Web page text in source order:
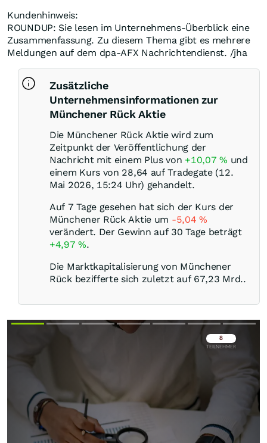
Kundenhinweis:
ROUNDUP: Sie lesen im Unternehmens-Überblick eine
Zusammenfassung. Zu diesem Thema gibt es mehrere
Meldungen auf dem dpa-AFX Nachrichtendienst. /jha
Zusätzliche
Unternehmensinformationen zur
Münchener Rück Aktie
Die Münchener Rück Aktie wird zum
Zeitpunkt der Veröffentlichung der
Nachricht mit einem Plus von +10,07% und
einem Kurs von 28,64 auf Tradegate (12.
Mai 2026, 15:24 Uhr) gehandelt.
Auf 7 Tage gesehen hat sich der Kurs der
Münchener Rück Aktie um -5,04%
verändert. Der Gewinn auf 30 Tage beträgt
+4,97%.
Die Marktkapitalisierung von Münchener
Rück bezifferte sich zuletzt auf 67,23 Mrd..